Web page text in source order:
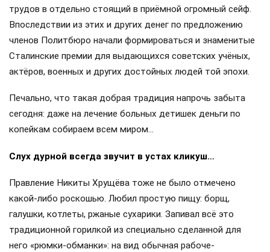
трудов в отдельно стоящий в приёмной огромный сейф.
Впоследствии из этих и других денег по предложению
членов Политбюро начали формироваться и знаменитые
Сталинские премии для выдающихся советских учёных,
актёров, военных и других достойных людей той эпохи.
Печально, что такая добрая традиция напрочь забыта
сегодня: даже на лечение больных детишек деньги по
копейкам собираем всем миром…
Слух дурной всегда звучит в устах кликуш…
Правление Никиты Хрущёва тоже не было отмечено
какой-либо роскошью. Любил простую пищу: борщ,
галушки, котлеты, ржаные сухарики. Запивал всё это
традиционной горилкой из специально сделанной для
него «рюмки-обманки»: на вид обычная рабоче-